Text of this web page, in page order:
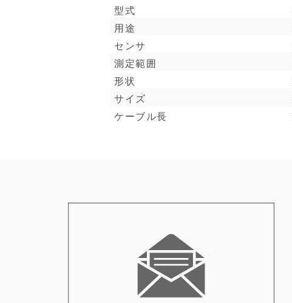
型式
用途
センサ
測定範囲
形状
サイズ
ケーブル長